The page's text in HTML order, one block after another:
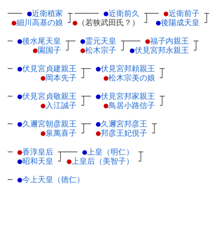
─── ●近衛稙家 ┬
●細川高基の娘 ┘
───── ●近衛前久
┬
● （若狭武田氏？） ┘
── ●近衛前子 ┬
●後陽成天皇 ┘
─ ●後水尾天皇 ┬
●園国子 ┘
─ ●霊元天皇 ┬
●松木宗子 ┘
─── ●福子内親王 ┬
●伏見宮邦永親王 ┘
─ ●伏見宮貞建親王 ┬
●岡本先子 ┘
─ ●伏見宮邦頼親王 ┬
●松木宗美の娘 ┘
─ ●伏見宮貞敬親王 ┬
●入江誠子 ┘
─ ●伏見宮邦家親王 ┬
●鳥居小路信子 ┘
─ ●久邇宮朝彦親王 ┬
●泉萬喜子 ┘
─ ●久邇宮邦彦王 ┬
●邦彦王妃俔子 ┘
─ ●香淳皇后 ┬
●昭和天皇 ┘
─── ● 上皇（明仁）
┬
● 上皇后（美智子） ┘
─ ●今上天皇（徳仁）